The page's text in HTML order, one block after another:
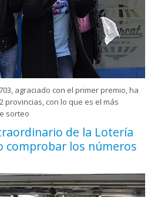
agraciado con el primer premio, ha
provincias, con lo que es el más
sorteo
de la Lotería
comprobar los números